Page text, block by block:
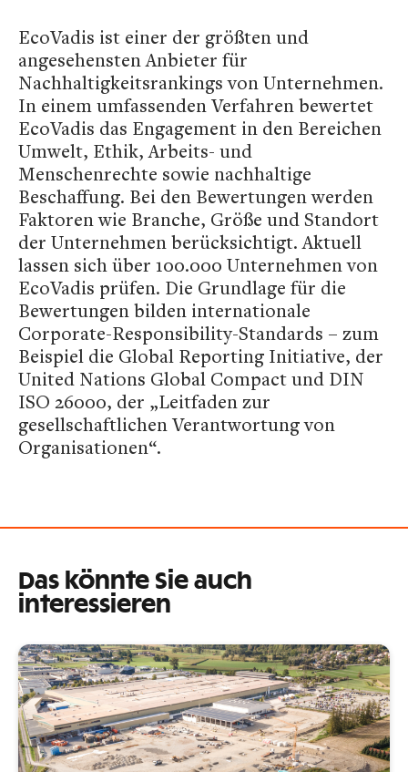
EcoVadis ist einer der größten und
angesehensten Anbieter für
Nachhaltigkeitsrankings von Unternehmen.
In einem umfassenden Verfahren bewertet
EcoVadis das Engagement in den Bereichen
Umwelt, Ethik, Arbeits- und
Menschenrechte sowie nachhaltige
Beschaffung. Bei den Bewertungen werden
Faktoren wie Branche, Größe und Standort
der Unternehmen berücksichtigt. Aktuell
lassen sich über 100.000 Unternehmen von
EcoVadis prüfen. Die Grundlage für die
Bewertungen bilden internationale
Corporate-Responsibility-Standards – zum
Beispiel die Global Reporting Initiative, der
United Nations Global Compact und DIN
ISO 26000, der „Leitfaden zur
gesellschaftlichen Verantwortung von
Organisationen“.
Das könnte Sie auch
interessieren